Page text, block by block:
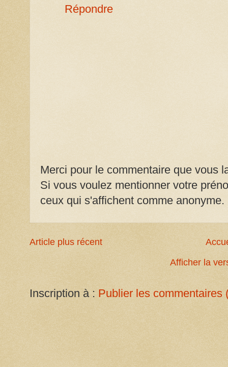
Répondre
Merci pour le commentaire que vous
Si vous voulez mentionner votre
ceux qui s'affichent comme anonyme.
Article plus récent
Afficher la
Inscription à : Publier les commentaires